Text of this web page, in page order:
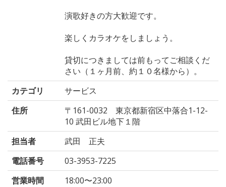
演歌好きの方大歓迎です。
楽しくカラオケをしましょう。
貸切につきましては前もってご相談くだ
さい（１ヶ月前、約１０名様から）。
カテゴリ
サービス
住所
〒161-0032 東京都新宿区中落合1-12-
10 武田ビル地下１階
担当者
武田 正夫
電話番号
03-3953-7225
営業時間
18:00〜23:00